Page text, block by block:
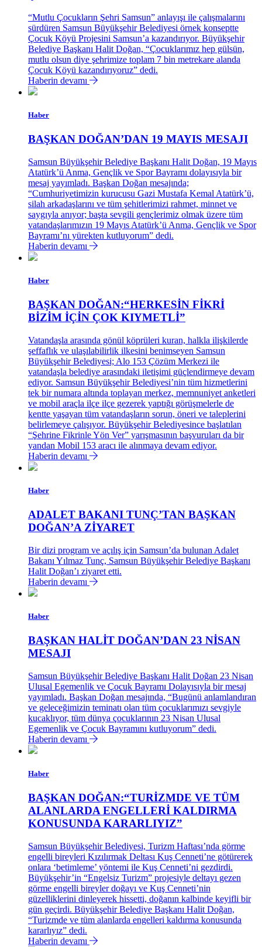
“Mutlu Çocukların Şehri Samsun” anlayışı ile çalışmalarını
sürdüren Samsun Büyükşehir Belediyesi örnek konseptte
Çocuk Köyü Projesini Samsun’a kazandırıyor. Büyükşehir
Belediye Başkanı Halit Doğan, “Çocuklarımız hep gülsün,
mutlu olsun diye şehrimize toplam 7 bin metrekare alanda
Çocuk Köyü kazandırıyoruz” dedi.
Haberin devamı
Haber
BAŞKAN DOĞAN’DAN 19 MAYIS MESAJI
Samsun Büyükşehir Belediye Başkanı Halit Doğan, 19 Mayıs
Atatürk’ü Anma, Gençlik ve Spor Bayramı dolayısıyla bir
mesaj yayımladı. Başkan Doğan mesajında;
“Cumhuriyetimizin kurucusu Gazi Mustafa Kemal Atatürk’ü,
silah arkadaşlarını ve tüm şehitlerimizi rahmet, minnet ve
saygıyla anıyor; başta sevgili gençlerimiz olmak üzere tüm
vatandaşlarımızın 19 Mayıs Atatürk’ü Anma, Gençlik ve Spor
Bayramı’nı yürekten kutluyorum” dedi.
Haberin devamı
Haber
BAŞKAN DOĞAN:“HERKESİN FİKRİ
BİZİM İÇİN ÇOK KIYMETLİ”
Vatandaşla arasında gönül köprüleri kuran, halkla ilişkilerde
şeffaflık ve ulaşılabilirlik ilkesini benimseyen Samsun
Büyükşehir Belediyesi; Alo 153 Çözüm Merkezi ile
vatandaşla belediye arasındaki iletişimi güçlendirmeye devam
ediyor. Samsun Büyükşehir Belediyesi’nin tüm hizmetlerini
tek bir numara altında toplayan merkez, memnuniyet anketleri
ve mobil araçla ilçe ilçe gezerek yaptığı görüşmelerle de
kentte yaşayan tüm vatandaşların sorun, öneri ve taleplerini
belirlemeye çalışıyor. Büyükşehir Belediyesince başlatılan
“Şehrine Fikrinle Yön Ver” yarışmasının başvuruları da bir
yandan Mobil 153 aracı ile alınmaya devam ediyor.
Haberin devamı
Haber
ADALET BAKANI TUNÇ’TAN BAŞKAN
DOĞAN’A ZİYARET
Bir dizi program ve açılış için Samsun’da bulunan Adalet
Bakanı Yılmaz Tunç, Samsun Büyükşehir Belediye Başkanı
Halit Doğan’ı ziyaret etti.
Haberin devamı
Haber
BAŞKAN HALİT DOĞAN’DAN 23 NİSAN
MESAJI
Samsun Büyükşehir Belediye Başkanı Halit Doğan 23 Nisan
Ulusal Egemenlik ve Çocuk Bayramı Dolayısıyla bir mesaj
yayımladı. Başkan Doğan mesajında, “Bugünü anlamlandıran
ve geleceğimizin teminatı olan tüm çocuklarımızı sevgiyle
kucaklıyor, tüm dünya çocuklarının 23 Nisan Ulusal
Egemenlik ve Çocuk Bayramını kutluyorum” dedi.
Haberin devamı
Haber
BAŞKAN DOĞAN:“TURİZMDE VE TÜM
ALANLARDA ENGELLERİ KALDIRMA
KONUSUNDA KARARLIYIZ”
Samsun Büyükşehir Belediyesi, Turizm Haftası’nda görme
engelli bireyleri Kızılırmak Deltası Kuş Cenneti’ne götürerek
onlara ‘betimleme’ yöntemi ile Kuş Cenneti’ni gezdirdi.
Büyükşehir’in “Engelsiz Turizm” projesiyle deltayı gezen
görme engelli bireyler doğayı ve Kuş Cenneti’nin
güzelliklerini dinleyerek hissetti, doğanın kalbinde keyifli bir
gün geçirdi. Büyükşehir Belediye Başkanı Halit Doğan,
“Turizmde ve tüm alanlarda engelleri kaldırma konusunda
kararlıyız” dedi.
Haberin devamı